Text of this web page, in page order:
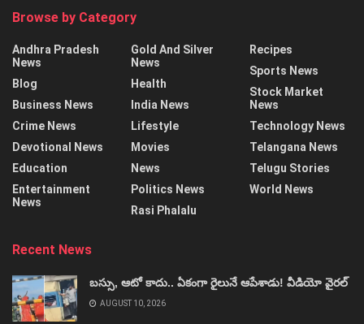
Browse by Category
Andhra Pradesh
News
Blog
Business News
Crime News
Devotional News
Education
Entertainment
News
Gold And Silver
News
Health
India News
Lifestyle
Movies
News
Politics News
Rasi Phalalu
Recipes
Sports News
Stock Market
News
Technology News
Telangana News
Telugu Stories
World News
Recent News
బస్సు, ఆటో కాదు.. ఏకంగా రైలునే ఆపేశాడు! వీడియో వైరల్‌
AUGUST 10, 2026